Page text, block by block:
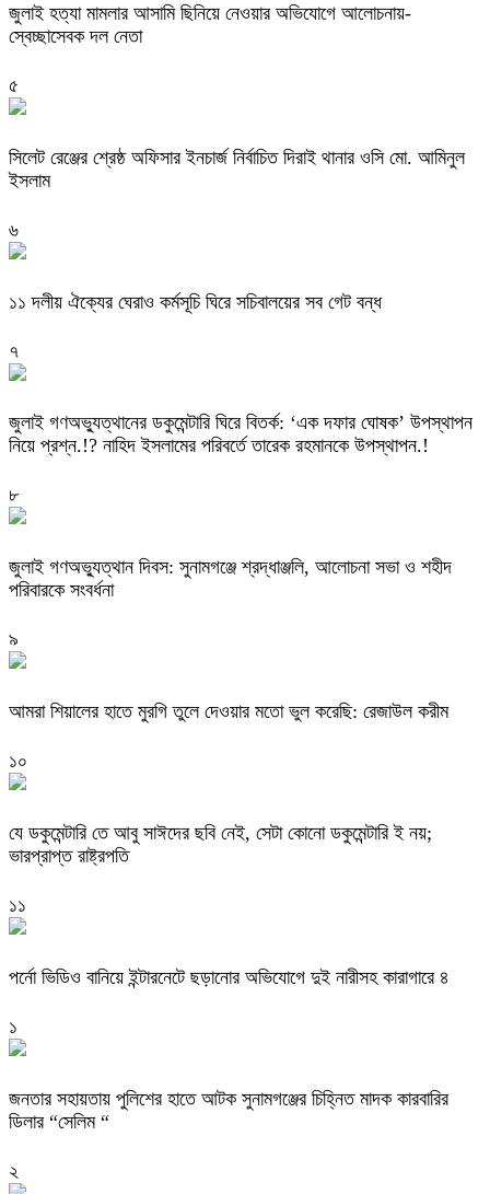
জুলাই হত্যা মামলার আসামি ছিনিয়ে নেওয়ার অভিযোগে আলোচনায়-
স্বেচ্ছাসেবক দল নেতা
৫
‎সিলেট রেঞ্জের শ্রেষ্ঠ অফিসার ইনচার্জ নির্বাচিত দিরাই থানার ওসি মো. আমিনুল
ইসলাম
৬
‎১১ দলীয় ঐক্যের ঘেরাও কর্মসূচি ঘিরে সচিবালয়ের সব গেট বন্ধ
৭
‎জুলাই গণঅভ্যুত্থানের ডকুমেন্টারি ঘিরে বিতর্ক: ‘এক দফার ঘোষক’ উপস্থাপন
নিয়ে প্রশ্ন.!? নাহিদ ইসলামের পরিবর্তে তারেক রহমানকে উপস্থাপন.!
৮
জুলাই গণঅভ্যুত্থান দিবস: সুনামগঞ্জে শ্রদ্ধাঞ্জলি, আলোচনা সভা ও শহীদ
পরিবারকে সংবর্ধনা
৯
‎আমরা শিয়ালের হাতে মুরগি তুলে দেওয়ার মতো ভুল করেছি: রেজাউল করীম
১০
যে ডকুমেন্টারি তে আবু সাঈদের ছবি নেই, সেটা কোনো ডকুমেন্টারি ই নয়;
ভারপ্রাপ্ত রাষ্ট্রপতি
১১
পর্নো ভিডিও বানিয়ে ইন্টারনেটে ছড়ানোর অভিযোগে দুই নারীসহ কারাগারে ৪
১
জনতার সহায়তায় পুলিশের হাতে আটক সুনামগঞ্জের চিহ্নিত মাদক কারবারির
ডিলার “সেলিম “
২